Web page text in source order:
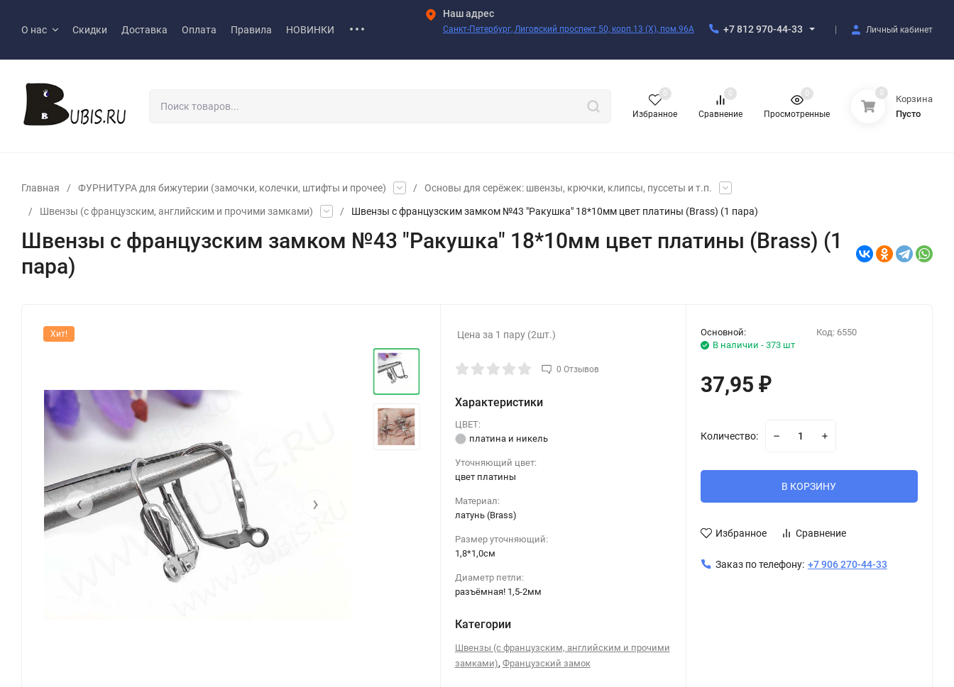
О нас Скидки Доставка Оплата Правила НОВИНКИ
Наш адрес
Санкт-Петербург, Лиговский проспект 50, корп.13 (X), пом.96А +7 812 970-44-33 Личный кабинет
Избранное
0
Сравнение
0
Просмотренные
0 0
Корзина
Пусто
Главная / ФУРНИТУРА для бижутерии (замочки, колечки, штифты и прочее) / Основы для серёжек: швензы, крючки, клипсы, пуссеты и т.п.
/ Швензы (с французским, английским и прочими замками) / Швензы с французским замком №43 "Ракушка" 18*10мм цвет платины (Brass) (1 пара)
Швензы с французским замком №43 "Ракушка" 18*10мм цвет платины (Brass) (1
пара)
Хит!
‹ ›
Цена за 1 пару (2шт.)
0 Отзывов
Характеристики
ЦВЕТ:
платина и никель
Уточняющий цвет:
цвет платины
Материал:
латунь (Brass)
Размер уточняющий:
1,8*1,0см
Диаметр петли:
разъёмная! 1,5-2мм
Категории
Швензы (с французским, английским и прочими
замками), Французский замок
Основной:
В наличии - 373 шт
Код: 6550
37,95 ₽
Количество:
В КОРЗИНУ
Избранное Сравнение
Заказ по телефону: +7 906 270-44-33